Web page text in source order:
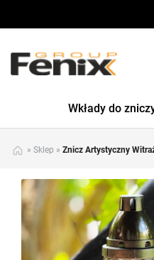
Wkłady do
» Sklep » Znicz Artystyczny